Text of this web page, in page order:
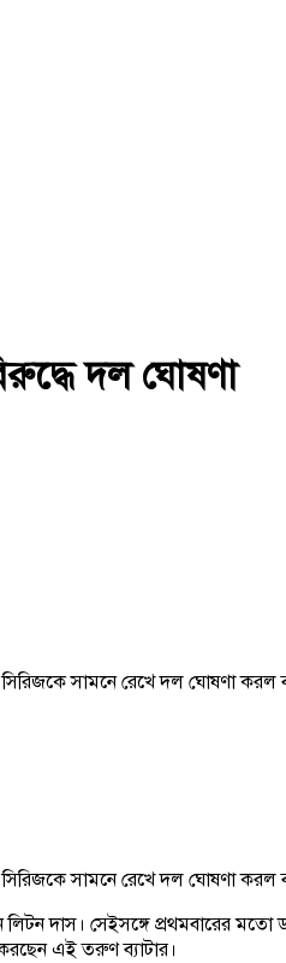
দল ঘোষণা
সামনে রেখে দল ঘোষণা
সামনে রেখে দল ঘোষণা
দাস। সেইসঙ্গে প্রথমবারের মতো
এই তরুণ ব্যাটার।